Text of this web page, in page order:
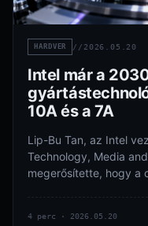
HARDVER // 2026.05.20
Intel már a
10A és a 7A
Lip-Bu Tan, az Intel
Technology, Media
megerősítette, hogy a
4 perc · 2026.05.20